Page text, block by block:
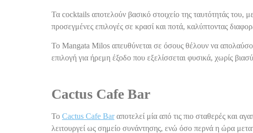
Τα cocktails αποτελούν βασικό στοιχείο της ταυτότητάς
προσεγμένες επιλογές σε κρασί και ποτά, καλύπτοντας
Το Mangata Milos απευθύνεται σε όσους θέλουν να
επιλογή για ήρεμη έξοδο που εξελίσσεται φυσικά, χωρίς
Cactus Cafe Bar
Το Cactus Cafe Barαποτελεί μία από τις πιο σταθερές και
λειτουργεί ως σημείο συνάντησης, ενώ όσο περνά η ώρα